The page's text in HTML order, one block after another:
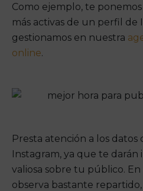
Como ejemplo, te
más activas de un perfil de
gestionamos en nuestra
online.
Presta atención a los
Instagram, ya que te
valiosa sobre tu público.
observa bastante